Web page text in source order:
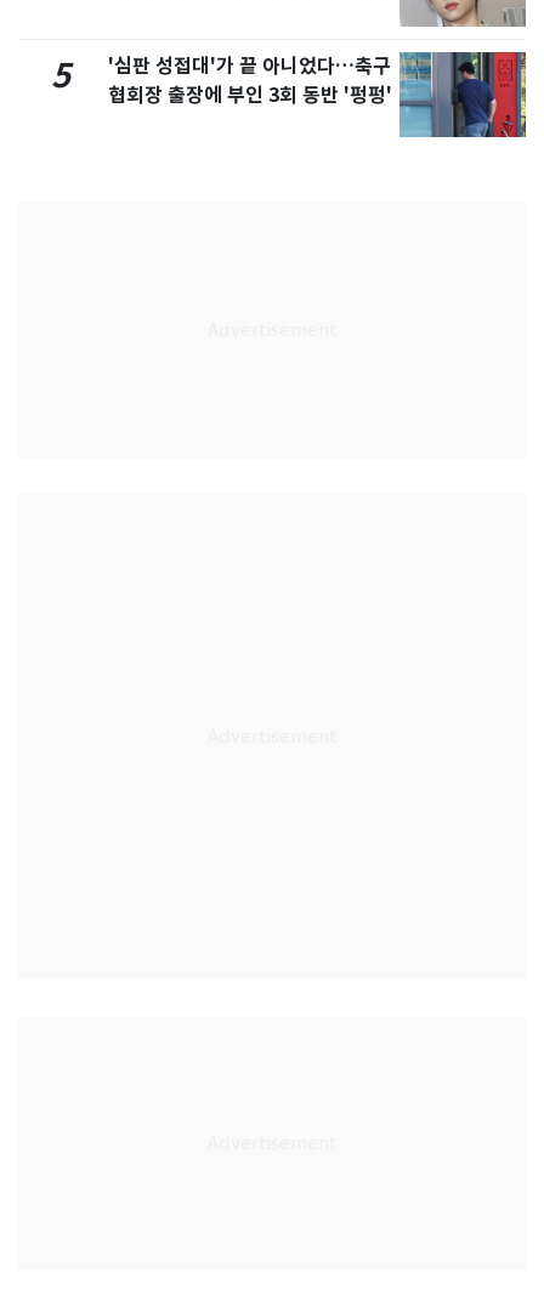
5
'심판 성접대'가 끝 아니었다…축구
협회장 출장에 부인 3회 동반 '펑펑'